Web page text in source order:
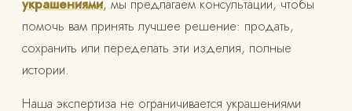
украшениями, мы предлагаем консультации, чтобы
помочь вам принять лучшее решение: продать,
сохранить или переделать эти изделия, полные
истории.
Наша экспертиза не ограничивается украшениями